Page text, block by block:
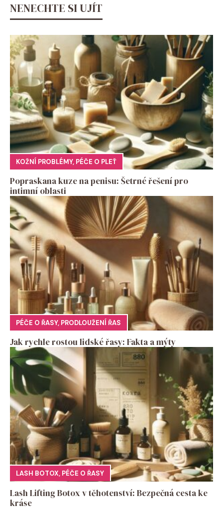
NENECHTE SI UJÍT
KOŽNÍ PROBLÉMY, PÉČE O PLEŤ
Popraskana kuze na penisu: Šetrné řešení pro
intimní oblasti
PÉČE O ŘASY, PRODLOUŽENÍ ŘAS
Jak rychle rostou lidské řasy: Fakta a mýty
LASH BOTOX, PÉČE O ŘASY
Lash Lifting Botox v těhotenství: Bezpečná cesta ke
kráse